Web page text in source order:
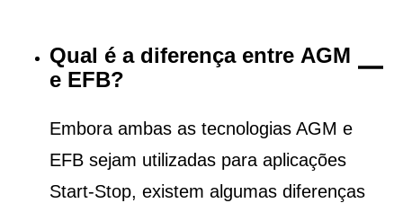
Qual é a diferença entre AGM
e EFB?
Embora ambas as tecnologias AGM e
EFB sejam utilizadas para aplicações
Start-Stop, existem algumas diferenças